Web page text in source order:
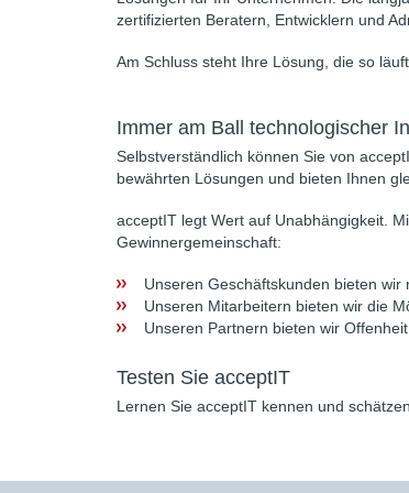
zertifizierten Beratern, Entwicklern und
Am Schluss steht Ihre Lösung, die so
Immer am Ball technologischer
Selbstverständlich können Sie von
bewährten Lösungen und bieten Ihnen
acceptIT legt Wert auf Unabhängigkeit.
Gewinnergemeinschaft:
Unseren Geschäftskunden bieten
Unseren Mitarbeitern bieten wir die
Unseren Partnern bieten wir
Testen Sie acceptIT
Lernen Sie acceptIT kennen und